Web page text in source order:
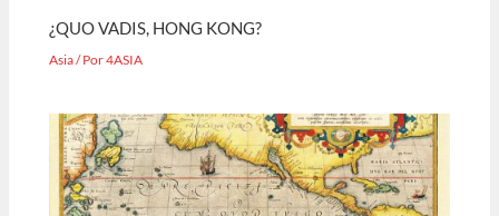
¿QUO VADIS, HONG KONG?
Asia/ Por4ASIA